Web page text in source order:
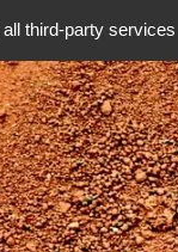
third-party services